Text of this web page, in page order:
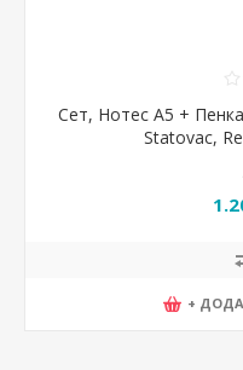
Сет, Нотес А5 +
Statovac,
+